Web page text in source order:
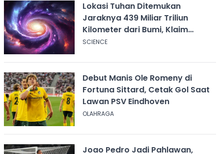
Lokasi Tuhan Ditemukan
Jaraknya 439 Miliar Triliun
Kilometer dari Bumi, Klaim
Ilmuwan Harvard
SCIENCE
Debut Manis Ole Romeny di
Fortuna Sittard, Cetak Gol Saat
Lawan PSV Eindhoven
OLAHRAGA
Joao Pedro Jadi Pahlawan,